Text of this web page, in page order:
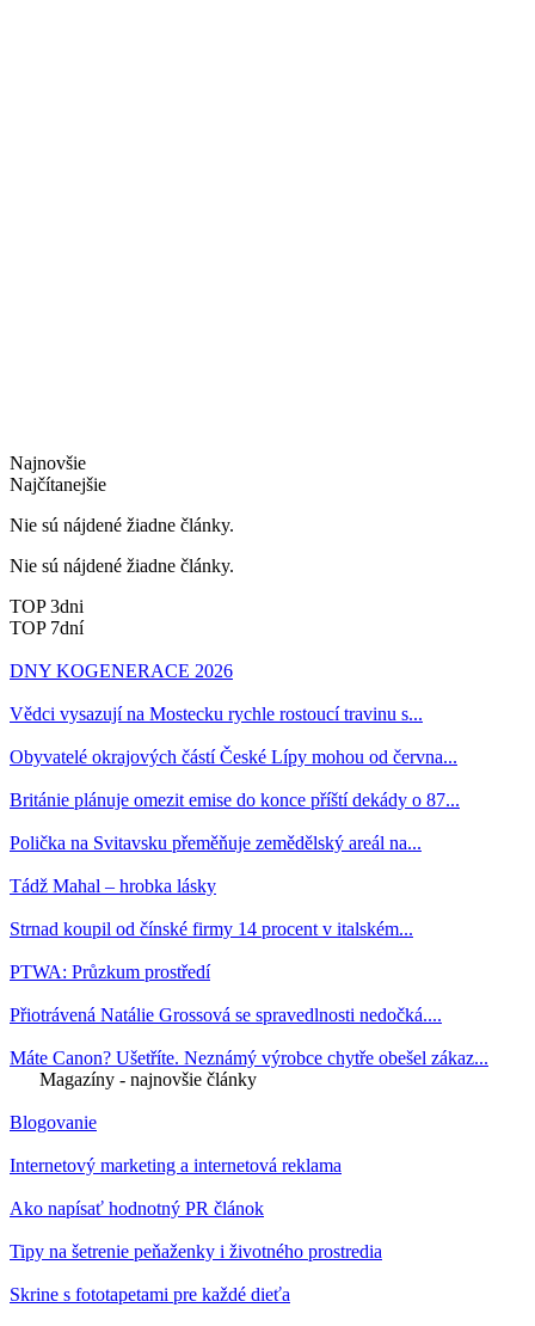
Najnovšie
Najčítanejšie
Nie sú nájdené žiadne články.
Nie sú nájdené žiadne články.
TOP 3dni
TOP 7dní
DNY KOGENERACE 2026
Vědci vysazují na Mostecku rychle rostoucí travinu s...
Obyvatelé okrajových částí České Lípy mohou od června...
Británie plánuje omezit emise do konce příští dekády o 87...
Polička na Svitavsku přeměňuje zemědělský areál na...
Tádž Mahal – hrobka lásky
Strnad koupil od čínské firmy 14 procent v italském...
PTWA: Průzkum prostředí
Přiotrávená Natálie Grossová se spravedlnosti nedočká....
Máte Canon? Ušetříte. Neznámý výrobce chytře obešel zákaz...
Magazíny - najnovšie články
Blogovanie
Internetový marketing a internetová reklama
Ako napísať hodnotný PR článok
Tipy na šetrenie peňaženky i životného prostredia
Skrine s fototapetami pre každé dieťa